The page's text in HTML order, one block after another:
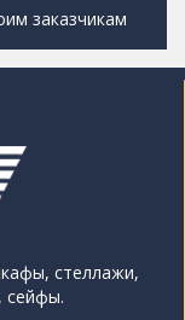
заказчикам
стеллажи,
сейфы.